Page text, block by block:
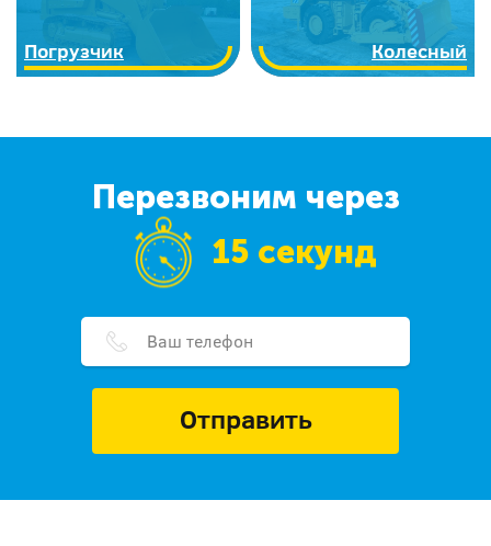
Погрузчик Колесный
Перезвоним через
15 секунд
Отправить